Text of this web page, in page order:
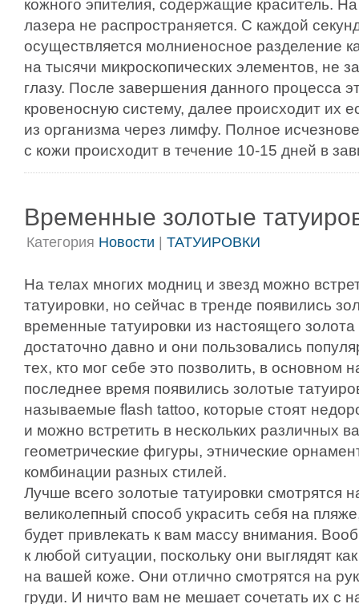
кожного эпителия, содержащие краситель. На
лазера не распространяется. С каждой
осуществляется молниеносное разделение
на тысячи микроскопических элементов, не
глазу. После завершения данного процесса
кровеносную систему, далее происходит их
из организма через лимфу. Полное
с кожи происходит в течение 10-15 дней в
Временные золотые
Категория Новости ТАТУИРОВКИ
На телах многих модниц и звезд можно
татуировки, но сейчас в тренде появились
временные татуировки из настоящего
достаточно давно и они пользовались
тех, кто мог себе это позволить, в основном
последнее время появились золотые
называемые flash tattoo, которые стоят
и можно встретить в нескольких различных
геометрические фигуры, этнические
комбинации разных стилей.
Лучше всего золотые татуировки смотрятся
великолепный способ украсить себя на
будет привлекать к вам массу внимания.
к любой ситуации, поскольку они выглядят
на вашей коже. Они отлично смотрятся на
груди. И ничто вам не мешает сочетать их с